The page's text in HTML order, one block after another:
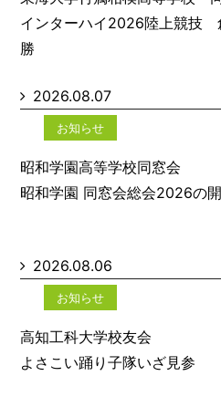
インターハイ2026陸上競技
勝
2026.08.07
お知らせ
昭和学園高等学校同窓会
昭和学園 同窓会総会
2026.08.06
お知らせ
高知工科大学校友会
よさこい踊り